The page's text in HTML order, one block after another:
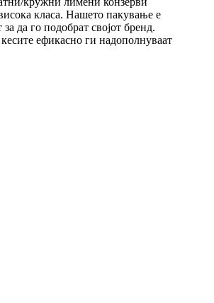
класа. Нашето пакување е
да го подобрат својот бренд.
ефикасно ги надополнуваат